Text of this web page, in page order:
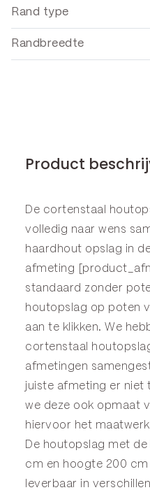
Rand type
Randbreedte
Product
De cortenstaal
volledig naar wens
haardhout opslag in
afmeting
standaard zonder
houtopslag op poten
aan te klikken. We
cortenstaal
afmetingen
juiste afmeting er niet
we deze ook opmaat
hiervoor het
De houtopslag met
cm en hoogte 200
leverbaar in